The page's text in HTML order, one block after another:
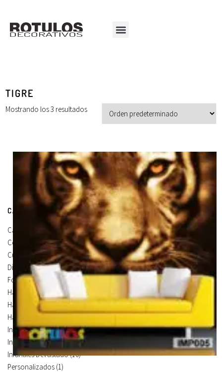
TIGRE
Mostrando los 3 resultados
CATEGORÍAS DE PRODUCTOS
Carteles Para Puertas(3)
Cocina
Cuadros en Vinilos (105)
Diseños en Vinilo(8)
Foto Lienzo
Habitación(4)
Habitación Corte(3)
Habitación Devastado(1)
Infantiles(75)
Infantiles Corte(65)
Infantiles Devastado(10)
Personalizados (1)